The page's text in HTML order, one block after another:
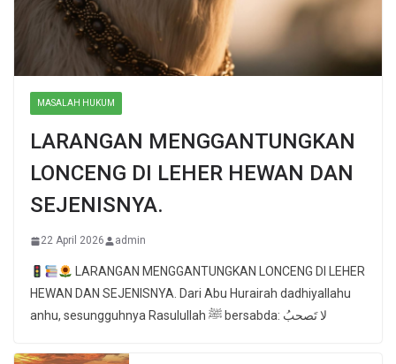
MASALAH HUKUM
LARANGAN MENGGANTUNGKAN
LONCENG DI LEHER HEWAN DAN
SEJENISNYA.
22 April 2026 admin
LARANGAN MENGGANTUNGKAN LONCENG DI LEHER
HEWAN DAN SEJENISNYA. Dari Abu Hurairah dadhiyallahu
anhu, sesungguhnya Rasulullah ﷺ bersabda: لا تَصحبُ